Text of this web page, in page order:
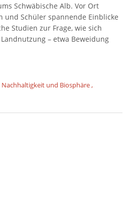
Schwäbische Alb. Vor Ort
und Schüler spannende Einblicke
Studien zur Frage, wie sich
– etwa Beweidung
Nachhaltigkeit und Biosphäre,